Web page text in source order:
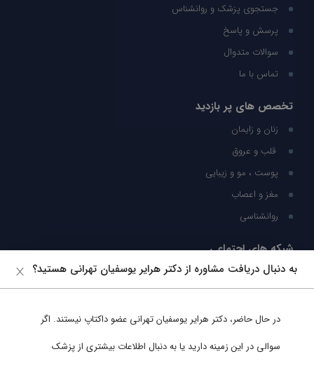
جستجوی پزشک و روانشناس
پرسش و پاسخ
سوالات متدوال
تماس با ما
تخصص های پر بازدید
زنان و زایمان
قلب و عروق
پوست ، مو و زیبایی
مغز و اعصاب
روانشناسی
شبکه های اجتماعی
ما را در شبکه های اجتماعی دنبال کنید
به دنبال دریافت مشاوره از دکتر هرایر یوسفیان تهرانی هستید؟
در حال حاضر، دکتر هرایر یوسفیان تهرانی عضو داکتاپ نیستند. اگر
سوالی در این زمینه دارید یا به دنبال اطلاعات بیشتری از پزشک